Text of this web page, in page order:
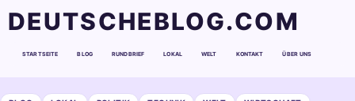
DEUTSCHEBLOG.COM
STARTSEITE BLOG RUNDBRIEF LOKAL WELT KONTAKT ÜBER UNS